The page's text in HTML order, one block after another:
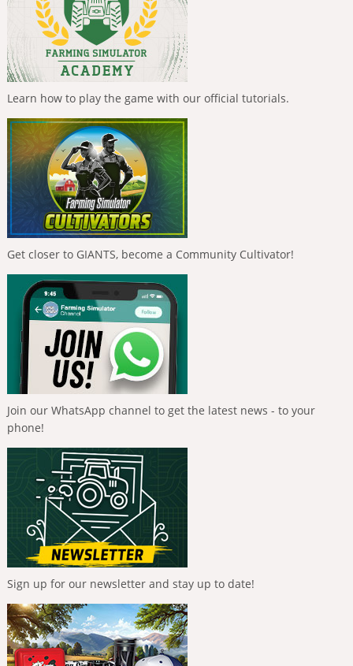
Learn how to play the game with our official tutorials.
Get closer to GIANTS, become a Community Cultivator!
Join our WhatsApp channel to get the latest news - to your
phone!
Sign up for our newsletter and stay up to date!